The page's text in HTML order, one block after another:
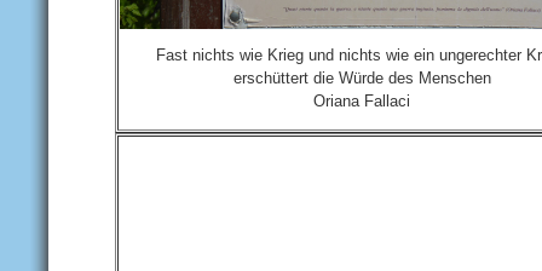
Fast nichts wie Krieg und nichts wie ein ungerechter
erschüttert die Würde des Menschen
Oriana Fallaci